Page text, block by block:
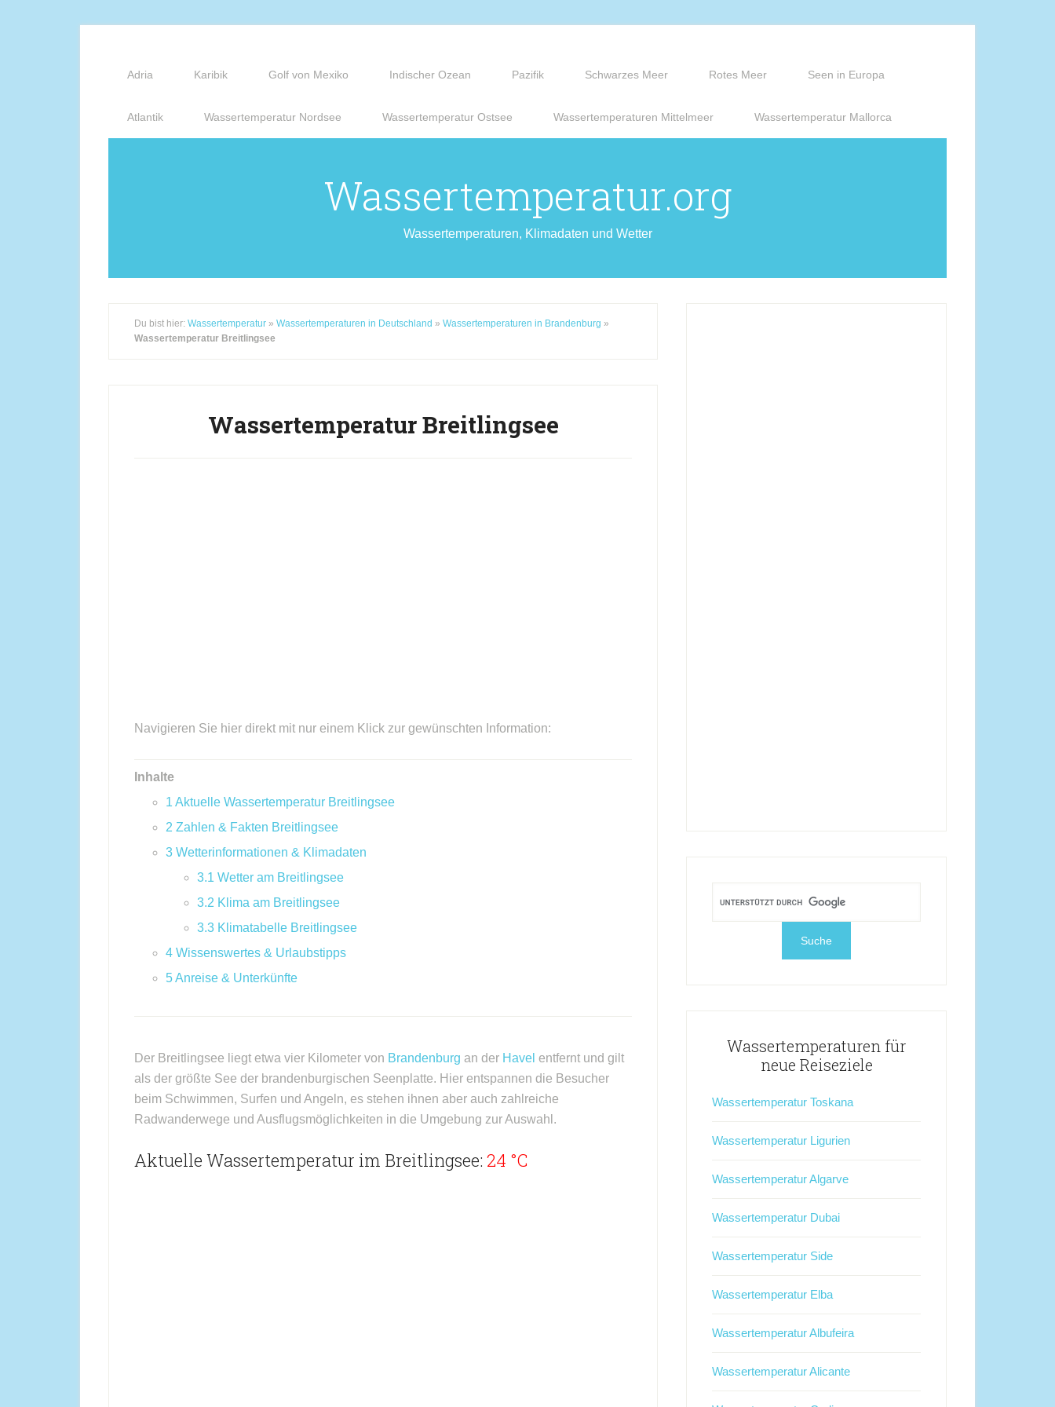
Adria Karibik Golf von Mexiko Indischer Ozean Pazifik Schwarzes Meer Rotes Meer Seen in Europa
Atlantik Wassertemperatur Nordsee Wassertemperatur Ostsee Wassertemperaturen Mittelmeer Wassertemperatur Mallorca
Wassertemperatur.org
Wassertemperaturen, Klimadaten und Wetter
Du bist hier: Wassertemperatur » Wassertemperaturen in Deutschland » Wassertemperaturen in Brandenburg »
Wassertemperatur Breitlingsee
Wassertemperatur Breitlingsee
Navigieren Sie hier direkt mit nur einem Klick zur gewünschten Information:
Inhalte
1 Aktuelle Wassertemperatur Breitlingsee
2 Zahlen & Fakten Breitlingsee
3 Wetterinformationen & Klimadaten
3.1 Wetter am Breitlingsee
3.2 Klima am Breitlingsee
3.3 Klimatabelle Breitlingsee
4 Wissenswertes & Urlaubstipps
5Anreise & Unterkünfte
Der Breitlingsee liegt etwa vier Kilometer von Brandenburg an der Havel entfernt und gilt
als der größte See der brandenburgischen Seenplatte. Hier entspannen die Besucher
beim Schwimmen, Surfen und Angeln, es stehen ihnen aber auch zahlreiche
Radwanderwege und Ausflugsmöglichkeiten in die Umgebung zur Auswahl.
Aktuelle Wassertemperatur im Breitlingsee: 24 °C
Wassertemperaturen für
neue Reiseziele
Wassertemperatur Toskana
Wassertemperatur Ligurien
Wassertemperatur Algarve
Wassertemperatur Dubai
Wassertemperatur Side
Wassertemperatur Elba
Wassertemperatur Albufeira
Wassertemperatur Alicante